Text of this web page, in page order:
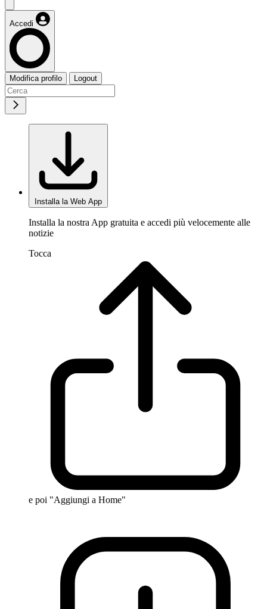
Accedi
Modifica profilo Logout
Installa la Web App
Installa la nostra App gratuita e accedi più velocemente alle
notizie
Tocca
e poi "Aggiungi a Home"